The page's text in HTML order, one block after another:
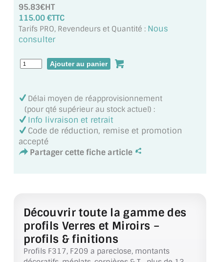
MIROIR DE SALLE DE BAIN
MIROIR PAROI DE DOUCHE
MIROIR POUR SALLE DE SPORT
MIROIR ENCADRÉ
MIROIR TV
VERRE SUR MESURE
PAROI DE DOUCHE
VERRE FEUILLETÉ
VERRE ANTI-REFLET
95.83€HT
115.00 €TTC
Tarifs PRO, Revendeurs et Quantité : Nous
consulter
Délai moyen de réapprovisionnement
(pour qté supérieur au stock actuel) :
Info livraison et retrait
Code de réduction, remise et promotion
accepté
Partager cette fiche article
Découvrir toute la gamme des
profils Verres et Miroirs –
profils & finitions
Profils F317, F209 a pareclose, montants